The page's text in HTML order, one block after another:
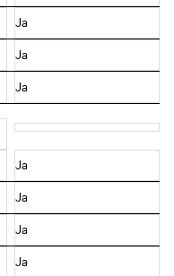
Ja
Ja
Ja
Ja
Ja
Ja
Ja